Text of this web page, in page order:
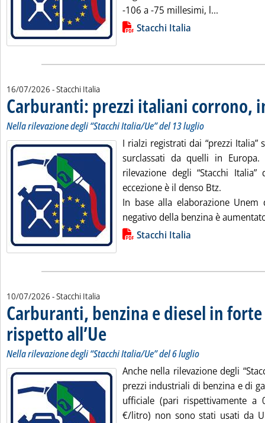
-106 a -75 millesimi, l...
Lista allegati PDF alla notizia
Stacchi Italia
16/07/2026 - Stacchi Italia
Carburanti: prezzi italiani corrono,
Nella rilevazione degli “Stacchi Italia/Ue” del 13 luglio
I rialzi registrati dai “prezzi Italia”
surclassati da quelli in
rilevazione degli “Stacchi
eccezione è il denso Btz.
In base alla elaborazione
negativo della benzina è
Lista allegati PDF alla notizia
Stacchi Italia
10/07/2026 - Stacchi Italia
Carburanti, benzina e diesel in
rispetto all’Ue
Nella rilevazione degli “Stacchi Italia/Ue” del 6 luglio
Anche nella rilevazione degli
prezzi industriali di benzina e di
ufficiale (pari rispettivamente a
€/litro) non sono stati usati da